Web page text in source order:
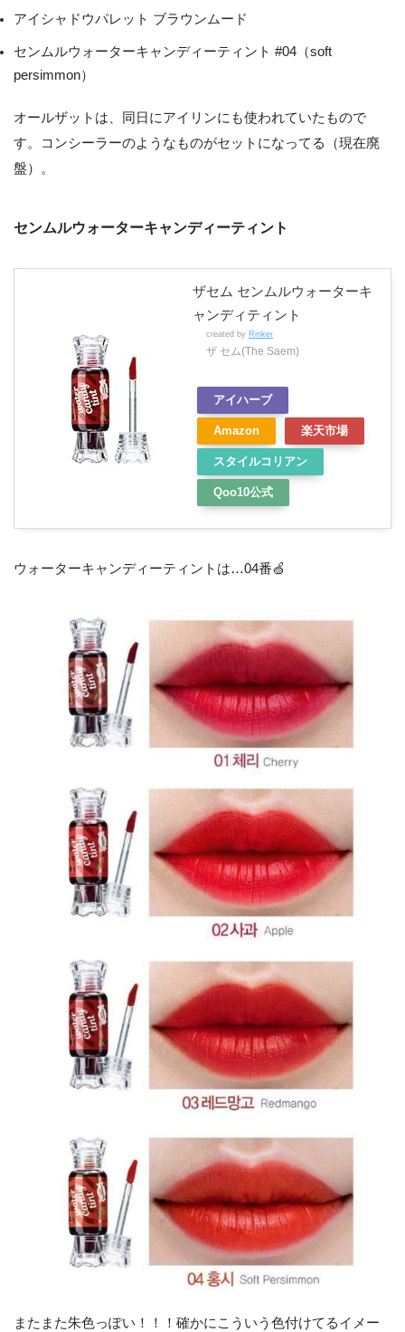
アイシャドウパレット ブラウンムード
センムルウォーターキャンディーティント #04（soft
persimmon）
オールザットは、同日にアイリンにも使われていたもので
す。コンシーラーのようなものがセットになってる（現在廃
盤）。
センムルウォーターキャンディーティント
ザセム センムルウォーターキ
ャンディティント
created by Rinker
ザ セム(The Saem)
アイハーブ
Amazon 楽天市場
スタイルコリアン
Qoo10公式
ウォーターキャンディーティントは…04番🍏
またまた朱色っぽい！！！確かにこういう色付けてるイメー